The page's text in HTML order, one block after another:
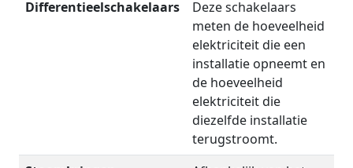
Differentieelschakelaars
Deze schakelaars
meten de hoeveelheid
elektriciteit die een
installatie opneemt en
de hoeveelheid
elektriciteit die
diezelfde installatie
terugstroomt.